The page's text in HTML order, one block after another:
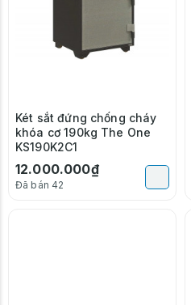
Két sắt đứng chống cháy
khóa cơ 190kg The One
KS190K2C1
12.000.000₫
Đã bán 42